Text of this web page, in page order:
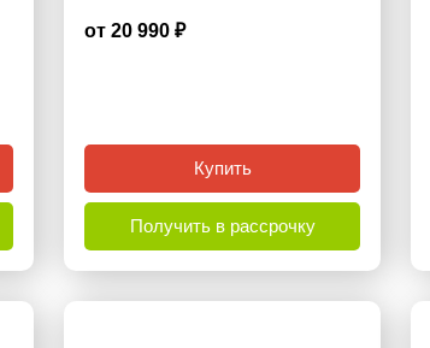
от 20 990 ₽
Купить
Получить в рассрочку